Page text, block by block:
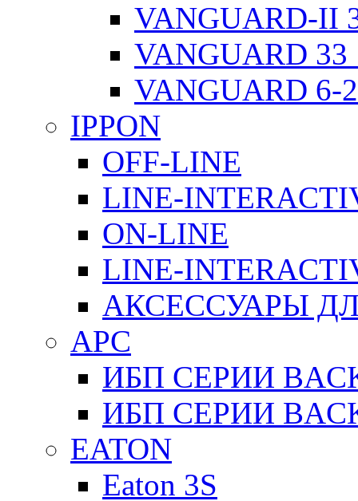
VANGUARD-II
VANGUARD 33
VANGUARD 6-
IPPON
OFF-LINE
LINE-
ON-LINE
LINE-
АКСЕССУАРЫ
APC
ИБП СЕРИИ
ИБП СЕРИИ
EATON
Eaton 3S